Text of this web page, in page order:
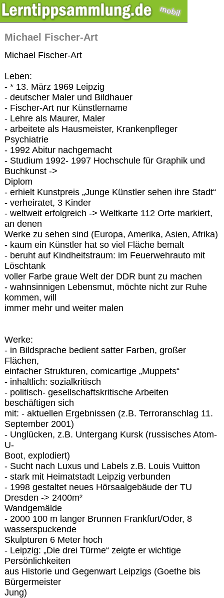
Michael Fischer-Art
Michael Fischer-Art
Leben:
- * 13. März 1969 Leipzig
- deutscher Maler und Bildhauer
- Fischer-Art nur Künstlername
- Lehre als Maurer, Maler
- arbeitete als Hausmeister, Krankenpfleger
Psychiatrie
- 1992 Abitur nachgemacht
- Studium 1992- 1997 Hochschule für Graphik und
Buchkunst ->
Diplom
- erhielt Kunstpreis „Junge Künstler sehen ihre Stadt“
- verheiratet, 3 Kinder
- weltweit erfolgreich -> Weltkarte 112 Orte markiert,
an denen
Werke zu sehen sind (Europa, Amerika, Asien, Afrika)
- kaum ein Künstler hat so viel Fläche bemalt
- beruht auf Kindheitstraum: im Feuerwehrauto mit
Löschtank
voller Farbe graue Welt der DDR bunt zu machen
- wahnsinnigen Lebensmut, möchte nicht zur Ruhe
kommen, will
immer mehr und weiter malen
Werke:
- in Bildsprache bedient satter Farben, großer
Flächen,
einfacher Strukturen, comicartige „Muppets“
- inhaltlich: sozialkritisch
- politisch- gesellschaftskritische Arbeiten
beschäftigen sich
mit: - aktuellen Ergebnissen (z.B. Terroranschlag 11.
September 2001)
- Unglücken, z.B. Untergang Kursk (russisches Atom-
U-
Boot, explodiert)
- Sucht nach Luxus und Labels z.B. Louis Vuitton
- stark mit Heimatstadt Leipzig verbunden
- 1998 gestaltet neues Hörsaalgebäude der TU
Dresden -> 2400m²
Wandgemälde
- 2000 100 m langer Brunnen Frankfurt/Oder, 8
wasserspuckende
Skulpturen 6 Meter hoch
- Leipzig: „Die drei Türme“ zeigte er wichtige
Persönlichkeiten
aus Historie und Gegenwart Leipzigs (Goethe bis
Bürgermeister
Jung)